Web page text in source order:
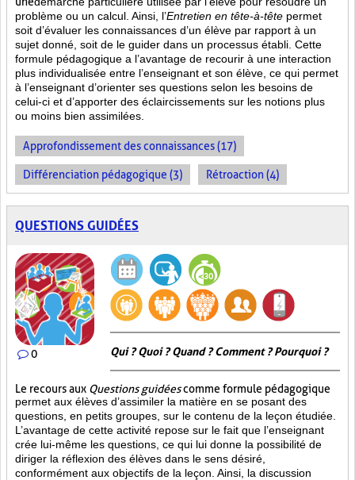
problème ou un calcul. Ainsi, l’Entretien en tête-à-tête permet
soit d’évaluer les connaissances d’un élève par rapport à un
sujet donné, soit de le guider dans un processus établi. Cette
formule pédagogique a l’avantage de recourir à une interaction
plus individualisée entre l’enseignant et son élève, ce qui permet
à l’enseignant d’orienter ses questions selon les besoins de
celui-ci et d’apporter des éclaircissements sur les notions plus
ou moins bien assimilées.
Approfondissement des connaissances (17)
Différenciation pédagogique (3) Rétroaction (4)
QUESTIONS GUIDÉES
0 Qui ? Quoi ? Quand ? Comment ? Pourquoi ?
Le recours aux Questions guidéescomme formule pédagogique
permet aux élèves d’assimiler la matière en se posant des
questions, en petits groupes, sur le contenu de la leçon étudiée.
L’avantage de cette activité repose sur le fait que l’enseignant
crée lui-même les questions, ce qui lui donne la possibilité de
diriger la réflexion des élèves dans le sens désiré,
conformément aux objectifs de la leçon. Ainsi, la discussion